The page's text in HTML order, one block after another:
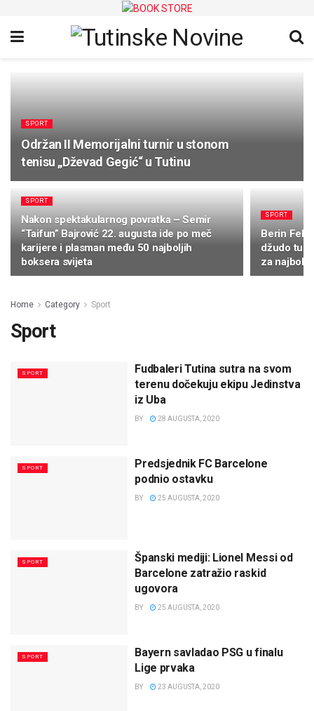
SPORT
Održan II Memorijalni turnir u stonom
tenisu „Dževad Gegić“ u Tutinu
SPORT
Nakon spektakularnog povratka – Semir
“Taifun” Bajrović 22. augusta ide po meč
karijere i plasman među 50 najboljih
boksera svijeta
SPORT
Berin
džudo
za
Home Category Sport
Sport
SPORT
Fudbaleri Tutina sutra na svom
terenu dočekuju ekipu Jedinstva
iz Uba
BY 28 AUGUSTA, 2020
SPORT
Predsjednik FC Barcelone
podnio ostavku
BY 25 AUGUSTA, 2020
SPORT
Španski mediji: Lionel Messi od
Barcelone zatražio raskid
ugovora
BY 25 AUGUSTA, 2020
SPORT
Bayern savladao PSG u finalu
Lige prvaka
BY 23 AUGUSTA, 2020